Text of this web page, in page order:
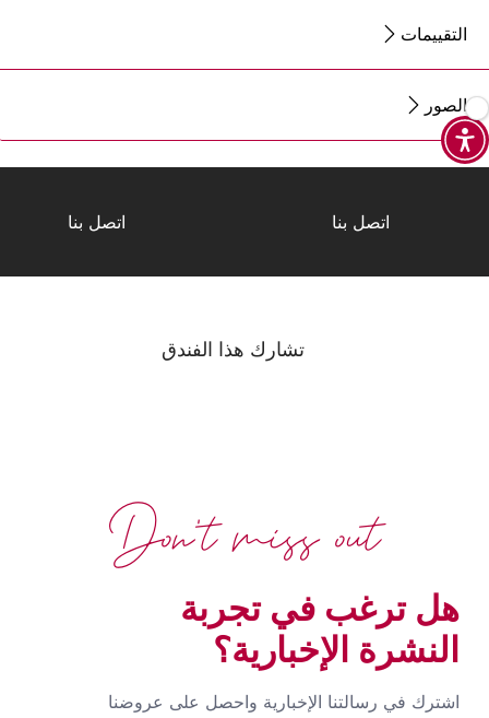
التقييمات
الصور
اتصل بنا اتصل بنا
تشارك هذا الفندق
هل ترغب في تجربة
النشرة الإخبارية؟
اشترك في رسالتنا الإخبارية واحصل على عروضنا
Don't miss out